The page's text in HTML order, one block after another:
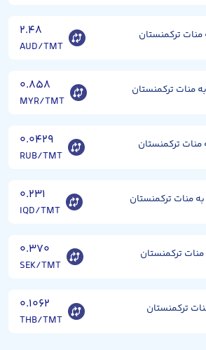
منات ترکمنستان ۲.۴۸
AUD/TMT
منات ترکمنستان ۰.۸۵۸
MYR/TMT
ترکمنستان ۰.۰۴۲۹
RUB/TMT
منات ترکمنستان ۰.۲۳۱
IQD/TMT
ترکمنستان ۰.۳۷۰
SEK/TMT
ترکمنستان ۰.۱۰۶۲
THB/TMT